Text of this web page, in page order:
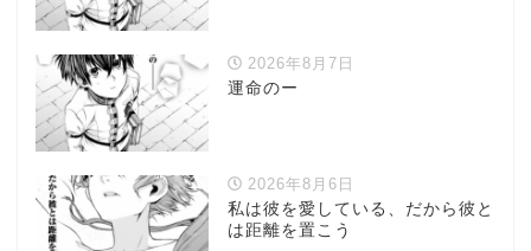
2026年8月7日
運命のー
2026年8月6日
私は彼を愛している、だから彼と
は距離を置こう